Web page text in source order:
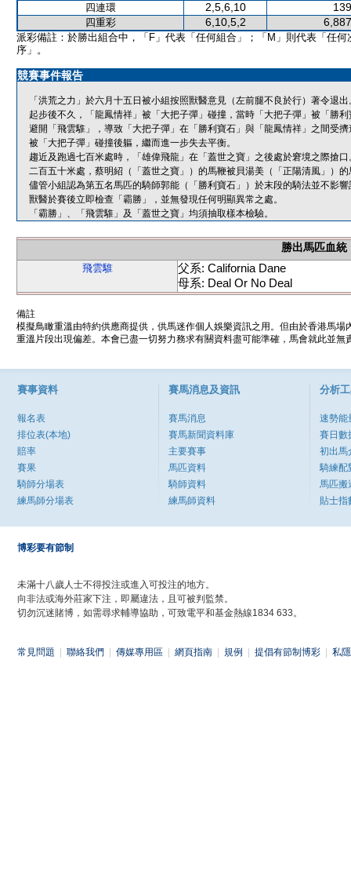
四連環 2,5,6,10
四重彩 6,10,5,2
派彩備註：於勝出組合中，「F」代表「任何組合」；「M」則代表「任何
序」。
競賽事件報告
「洪荒之力」於六月十五日被小組按照獸醫意見（左前腿不良於行）著令退
起步後不久，「龍鳳情祥」被「大把子彈」碰撞，當時「大把子彈」被「勝
避開「飛雲騅」，導致「大把子彈」在「勝利寶石」與「龍鳳情祥」之間受
被「大把子彈」碰撞後軀，繼而進一步失去平衡。
趨近及跑過七百米處時，「雄偉飛龍」在「蓋世之寶」之後處於窘境之際搶口
二百五十米處，蔡明紹（「蓋世之寶」）的馬鞭被貝湯美（「正陽清風」）
儘管小組認為第五名馬匹的騎師郭能（「勝利寶石」）於末段的騎法並不影
獸醫於賽後立即檢查「霸勝」，並無發現任何明顯異常之處。
「霸勝」、「飛雲騅」及「蓋世之寶」均須抽取樣本檢驗。
勝出馬匹血統
飛雲騅
父系: California Dane
母系: Deal Or No Deal
備註
模擬鳥瞰重溫由特約供應商提供，供馬迷作個人娛樂資訊之用。但由於香港馬
重溫片段出現偏差。本會已盡一切努力務求有關資料盡可能準確，馬會就此並
賽事資料
報名表
排位表(本地)
賠率
賽果
騎師分場表
練馬師分場表
賽馬消息及資訊
賽馬消息
賽馬新聞資料庫
主要賽事
馬匹資料
騎師資料
練馬師資料
分析
速勢能
賽日數
初出馬
騎練配
馬匹搬
貼士指
博彩要有節制
未滿十八歲人士不得投注或進入可投注的地方。
向非法或海外莊家下注，即屬違法，且可被判監禁。
切勿沉迷賭博，如需尋求輔導協助，可致電平和基金熱線1834 633。
常見問題 聯絡我們 傳媒專用區 網頁指南 規例 提倡有節制博彩 私